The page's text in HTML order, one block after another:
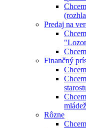
Predaj na
Finančný
Rôzne